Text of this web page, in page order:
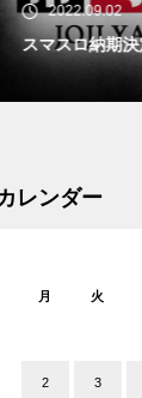
定
レンダー
月
火
2 3